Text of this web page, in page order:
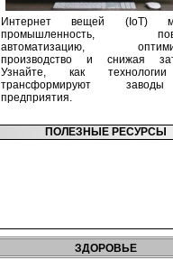
Интернет вещей (IoT)
промышленность,
автоматизацию,
производство и снижая
Узнайте, как
трансформируют
предприятия.
ПОЛЕЗНЫЕ РЕСУРСЫ
ЗДОРОВЬЕ